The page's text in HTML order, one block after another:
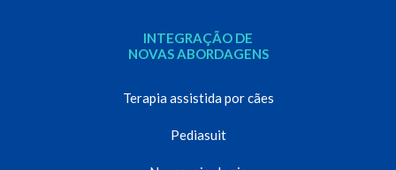
INTEGRAÇÃO DE
NOVAS ABORDAGENS
Terapia assistida por cães
Pediasuit